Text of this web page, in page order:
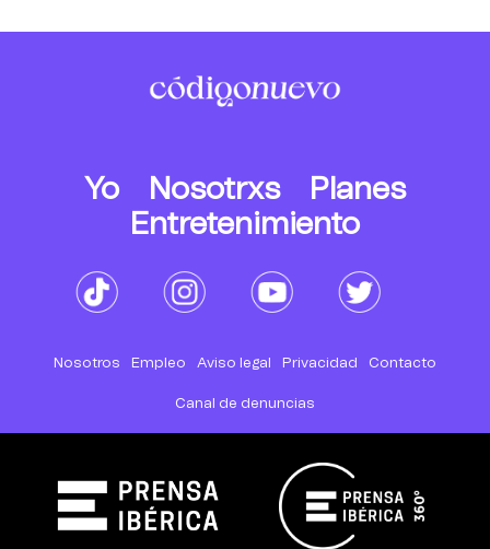
Yo Nosotrxs
Planes
Entretenimiento
Nosotros Empleo Aviso legal Privacidad Contacto
Canal de denuncias